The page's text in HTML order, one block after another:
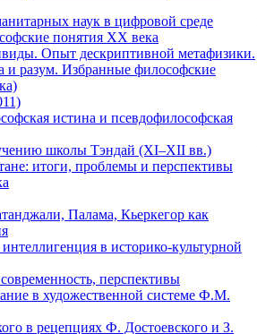
наук в цифровой среде
понятия ХХ века
Опыт дескриптивной метафизики.
и разум. Избранные философские
истина и псевдофилософская
школы Тэндай (XI–XII вв.)
итоги, проблемы и перспективы
Палама, Кьеркегор как
в историко-культурной
перспективы
в художественной системе Ф.М.
в рецепциях Ф. Достоевского и З.